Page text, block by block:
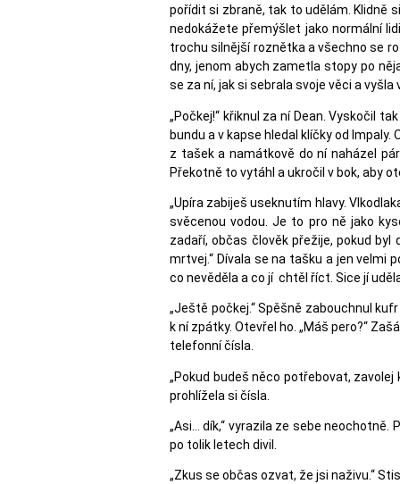
pořídit si zbraně, tak to udělám. Klidně
nedokážete přemýšlet jako normální
trochu silnější roznětka a všechno se
dny, jenom abych zametla stopy po
se za ní, jak si sebrala svoje věci a vyšla
„Počkej!“ křiknul za ní Dean. Vyskočil
bundu a v kapse hledal klíčky od
z tašek a namátkově do ní naházel
Překotně to vytáhl a ukročil v bok, aby
„Upíra zabiješ useknutím hlavy.
svěcenou vodou. Je to pro ně jako
zadaří, občas člověk přežije, pokud
mrtvej.“ Dívala se na tašku a jen velmi
co nevěděla a co jí chtěl říct. Sice jí
„Ještě počkej.“ Spěšně zabouchnul
k ní zpátky. Otevřel ho. „Máš pero?“
telefonní čísla.
„Pokud budeš něco potřebovat, zavolej
prohlížela si čísla.
„Asi… dík,“ vyrazila ze sebe
po tolik letech divil.
„Zkus se občas ozvat, že jsi naživu.“